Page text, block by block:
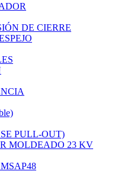
DE CIERRE
PULL-OUT)
MOLDEADO 23 KV